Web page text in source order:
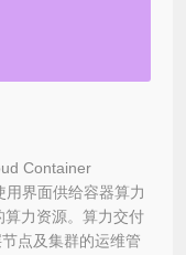
Container
界面供给容器算力
力资源。算力交付
点及集群的运维管